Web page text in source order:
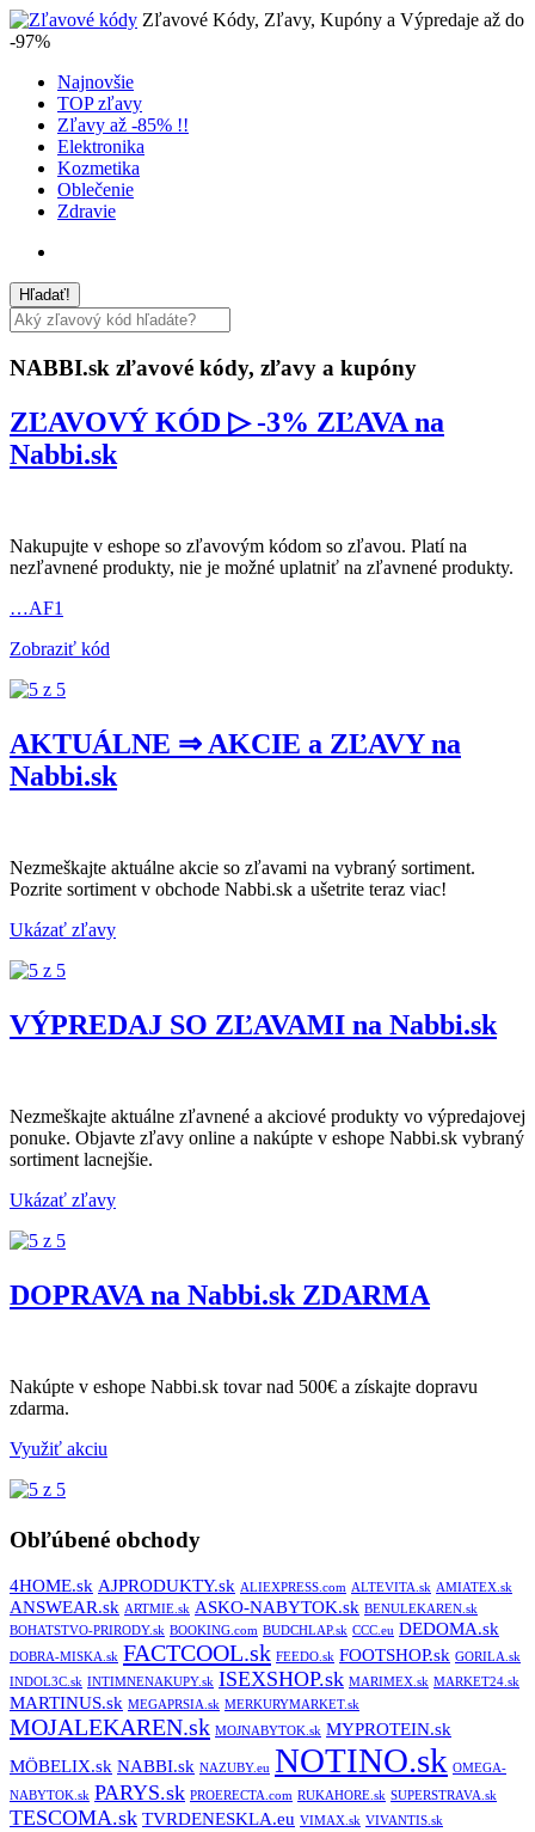
Zľavové Kódy, Zľavy, Kupóny a Výpredaje až do
-97%
Najnovšie
TOP zľavy
Zľavy až -85% !!
Elektronika
Kozmetika
Oblečenie
Zdravie
NABBI.sk zľavové kódy, zľavy a kupóny
ZĽAVOVÝ KÓD ▷ -3% ZĽAVA na
Nabbi.sk
Nakupujte v eshope so zľavovým kódom so zľavou. Platí na
nezľavnené produkty, nie je možné uplatniť na zľavnené produkty.
…AF1
Zobraziť kód
AKTUÁLNE ⇒ AKCIE a ZĽAVY na
Nabbi.sk
Nezmeškajte aktuálne akcie so zľavami na vybraný sortiment.
Pozrite sortiment v obchode Nabbi.sk a ušetrite teraz viac!
Ukázať zľavy
VÝPREDAJ SO ZĽAVAMI na Nabbi.sk
Nezmeškajte aktuálne zľavnené a akciové produkty vo výpredajovej
ponuke. Objavte zľavy online a nakúpte v eshope Nabbi.sk vybraný
sortiment lacnejšie.
Ukázať zľavy
DOPRAVA na Nabbi.sk ZDARMA
Nakúpte v eshope Nabbi.sk tovar nad 500€ a získajte dopravu
zdarma.
Využiť akciu
Obľúbené obchody
4HOME.sk AJPRODUKTY.sk ALIEXPRESS.com ALTEVITA.sk AMIATEX.sk
ANSWEAR.sk ARTMIE.sk ASKO-NABYTOK.sk BENULEKAREN.sk
BOHATSTVO-PRIRODY.sk BOOKING.com BUDCHLAP.sk CCC.eu DEDOMA.sk
DOBRA-MISKA.sk FACTCOOL.sk FEEDO.sk FOOTSHOP.sk GORILA.sk
INDOL3C.sk INTIMNENAKUPY.sk ISEXSHOP.sk MARIMEX.sk MARKET24.sk
MARTINUS.sk MEGAPRSIA.sk MERKURYMARKET.sk
MOJALEKAREN.sk MOJNABYTOK.sk MYPROTEIN.sk
MÖBELIX.sk NABBI.sk NAZUBY.eu NOTINO.sk OMEGA-
NABYTOK.sk PARYS.sk PROERECTA.com RUKAHORE.sk SUPERSTRAVA.sk
TESCOMA.sk TVRDENESKLA.eu VIMAX.sk VIVANTIS.sk